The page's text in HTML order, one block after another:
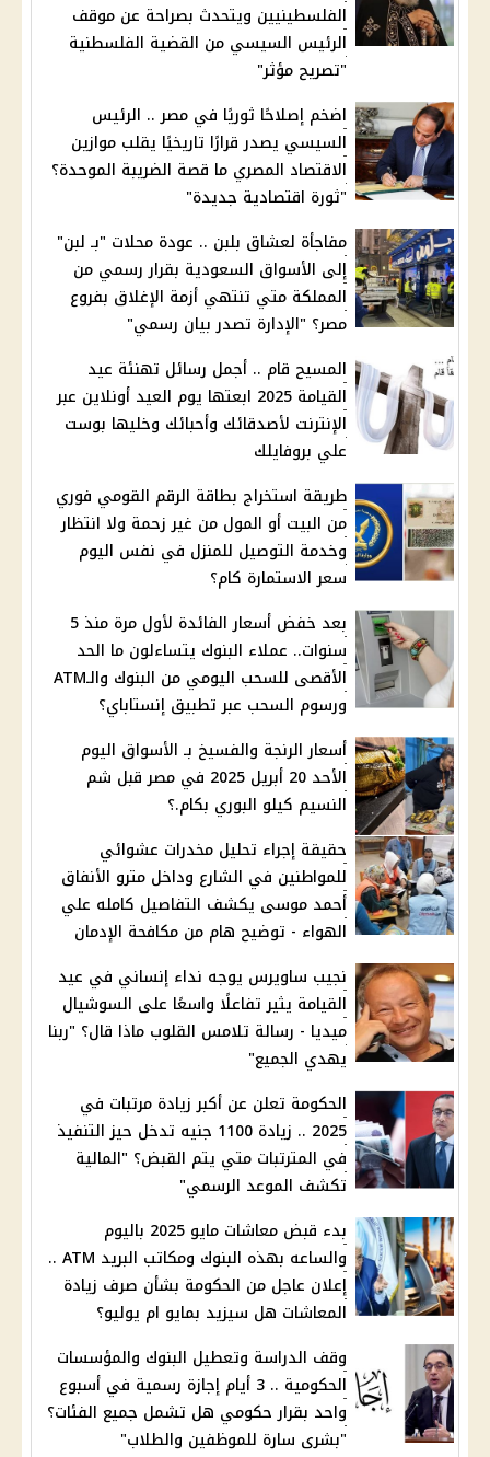
الفلسطينيين ويتحدث بصراحة عن موقف
الرئيس السيسي من القضية الفلسطنية
"تصريح مؤثر"
اضخم إصلاحًا ثوريًا في مصر .. الرئيس
السيسي يصدر قرارًا تاريخيًا يقلب موازين
الاقتصاد المصري ما قصة الضريبة الموحدة؟
"ثورة اقتصادية جديدة"
مفاجأة لعشاق بلبن .. عودة محلات "بـ لبن"
إلى الأسواق السعودية بقرار رسمي من
المملكة متي تنتهي أزمة الإغلاق بفروع
مصر؟ "الإدارة تصدر بيان رسمي"
المسيح قام .. أجمل رسائل تهنئة عيد
القيامة 2025 ابعتها يوم العيد أونلاين عبر
الإنترنت لأصدقائك وأحبائك وخليها بوست
علي بروفايلك
طريقة استخراج بطاقة الرقم القومي فوري
من البيت أو المول من غير زحمة ولا انتظار
وخدمة التوصيل للمنزل في نفس اليوم
سعر الاستمارة كام؟
بعد خفض أسعار الفائدة لأول مرة منذ 5
سنوات.. عملاء البنوك يتساءلون ما الحد
الأقصى للسحب اليومي من البنوك والـATM
ورسوم السحب عبر تطبيق إنستاباي؟
أسعار الرنجة والفسيخ بـ الأسواق اليوم
الأحد 20 أبريل 2025 في مصر قبل شم
النسيم كيلو البوري بكام.؟
حقيقة إجراء تحليل مخدرات عشوائي
للمواطنين في الشارع وداخل مترو الأنفاق
أحمد موسى يكشف التفاصيل كامله علي
الهواء - توضيح هام من مكافحة الإدمان
نجيب ساويرس يوجه نداء إنساني في عيد
القيامة يثير تفاعلًا واسعًا على السوشيال
ميديا - رسالة تلامس القلوب ماذا قال؟ "ربنا
يهدي الجميع"
الحكومة تعلن عن أكبر زيادة مرتبات في
2025 .. زيادة 1100 جنيه تدخل حيز التنفيذ
في المترتبات متي يتم القبض؟ "المالية
تكشف الموعد الرسمي"
بدء قبض معاشات مايو 2025 باليوم
والساعه بهذه البنوك ومكاتب البريد ATM ..
إعلان عاجل من الحكومة بشأن صرف زيادة
المعاشات هل سيزيد بمايو ام يوليو؟
وقف الدراسة وتعطيل البنوك والمؤسسات
الحكومية .. 3 أيام إجازة رسمية في أسبوع
واحد بقرار حكومي هل تشمل جميع الفئات؟
"بشرى سارة للموظفين والطلاب"